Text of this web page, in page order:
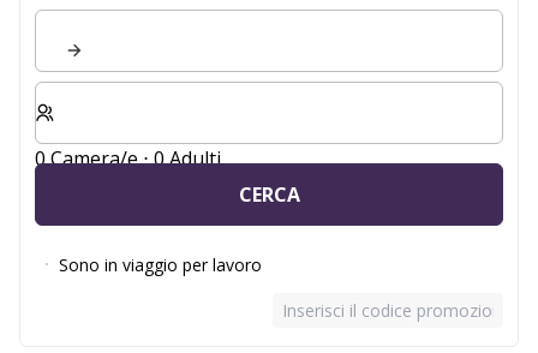
Selezionare il numero di camere e di ospiti per il
0 Camera/e ⋅ 0 Adulti
CERCA
Sono in viaggio per lavoro
Inserisci il codice promozionale